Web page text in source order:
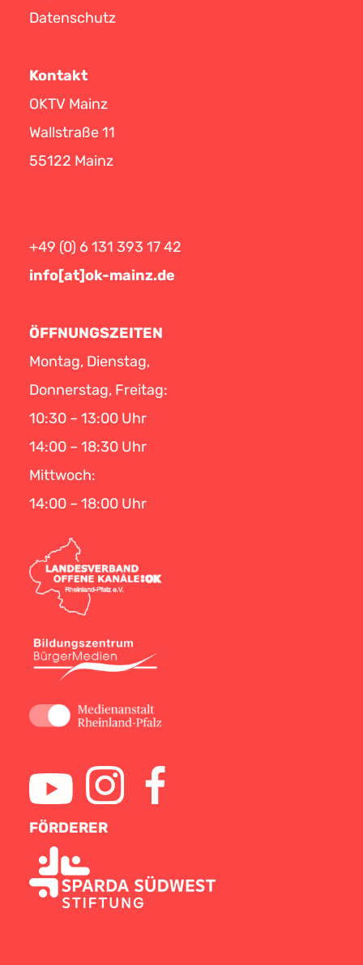
Datenschutz
Kontakt
OKTV Mainz
Wallstraße 11
55122 Mainz
+49 (0) 6 131 393 17 42
info[at]ok-mainz.de
ÖFFNUNGSZEITEN
Montag, Dienstag,
Donnerstag, Freitag:
10:30 – 13:00 Uhr
14:00 – 18:30 Uhr
Mittwoch:
14:00 – 18:00 Uhr
FÖRDERER